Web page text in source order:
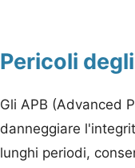
Pericoli
Gli APB (Advanced
danneggiare
lunghi periodi,